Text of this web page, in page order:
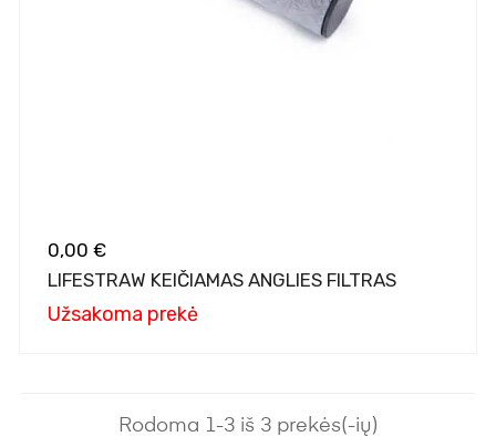
0,00 €
LIFESTRAW KEIČIAMAS ANGLIES FILTRAS
Užsakoma prekė
Rodoma 1-3 iš 3 prekės(-ių)